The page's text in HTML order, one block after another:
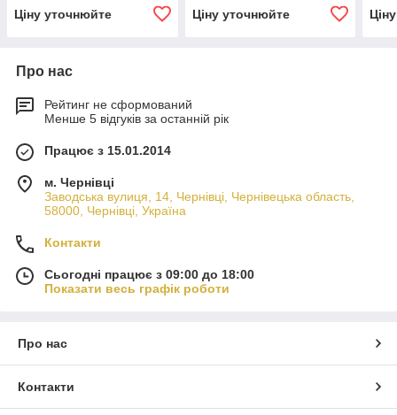
Ціну уточнюйте
Ціну уточнюйте
Про нас
Рейтинг не сформований
Менше 5 відгуків за останній рік
Працює з 15.01.2014
м. Чернівці
Заводська вулиця, 14, Чернівці, Чернівецька область,
58000, Чернівці, Україна
Контакти
Сьогодні працює з 09:00 до 18:00
Показати весь графік роботи
Про нас
Контакти